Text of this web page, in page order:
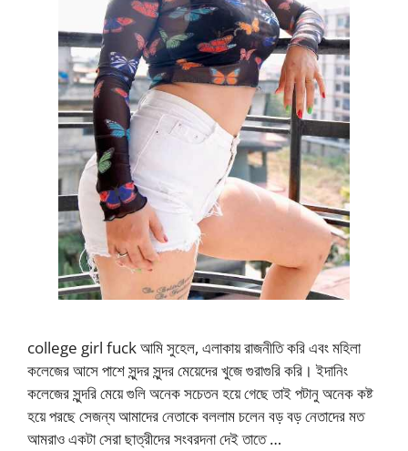
college girl fuck আমি সুহেল, এলাকায় রাজনীতি করি এবং মহিলা
কলেজের আসে পাশে সুন্দর সুন্দর মেয়েদের খুজে গুরাগুরি করি। ইদানিং
কলেজের সুন্দরি মেয়ে গুলি অনেক সচেতন হয়ে গেছে তাই পটানু অনেক কষ্ট
হয়ে পরছে সেজন্য আমাদের নেতাকে বললাম চলেন বড় বড় নেতাদের মত
আমরাও একটা সেরা ছাত্রীদের সংবরদনা দেই তাতে …